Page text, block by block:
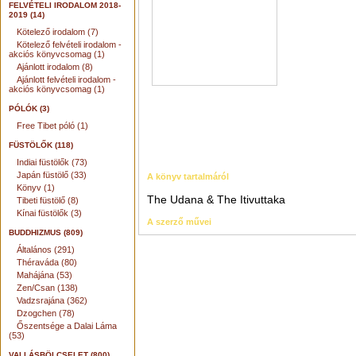
FELVÉTELI IRODALOM 2018-
2019 (14)
Kötelező irodalom (7)
Kötelező felvételi irodalom -
akciós könyvcsomag (1)
Ajánlott irodalom (8)
Ajánlott felvételi irodalom -
akciós könyvcsomag (1)
PÓLÓK (3)
Free Tibet póló (1)
FÜSTÖLŐK (118)
Indiai füstölők (73)
Japán füstölő (33)
Könyv (1)
Tibeti füstölő (8)
Kínai füstölők (3)
BUDDHIZMUS (809)
Általános (291)
Théraváda (80)
Mahájána (53)
Zen/Csan (138)
Vadzsrajána (362)
Dzogchen (78)
Őszentsége a Dalai Láma
(53)
A könyv tartalmáról
The Udana & The Itivuttaka
A szerző művei